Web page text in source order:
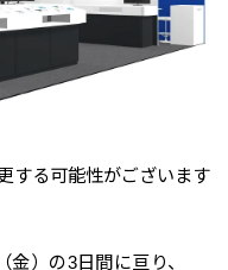
する可能性がございます
）の3日間に亘り、